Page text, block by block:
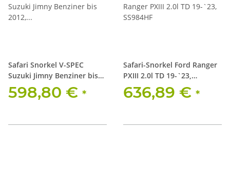
Safari Snorkel V-SPEC
Suzuki Jimny Benziner bis
2012, SS820HF,
598,80 € *
Safari-Snorkel Ford Ranger
PXIII 2.0l TD 19-`23,
SS984HF
636,89 € *